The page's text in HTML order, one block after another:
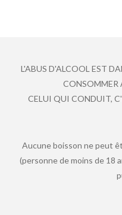
L'ABUS D'ALCOOL EST
CONSOMMER
CELUI QUI CONDUIT,
Aucune boisson ne peut
(personne de moins de 18